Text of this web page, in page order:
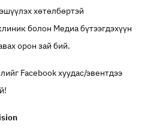
хөтөлбөртэй
болон Медиа бүтээгдэхүүн
орон зай бий.
Facebook хуудас/эвентдээ